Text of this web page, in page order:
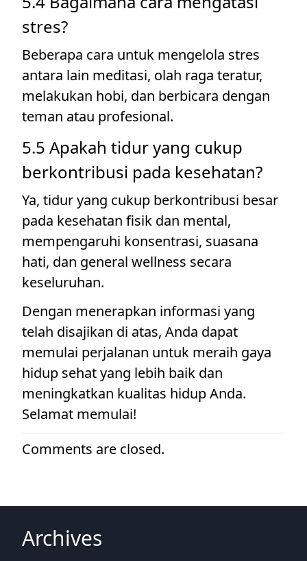
stres?
Beberapa cara untuk mengelola stres
antara lain meditasi, olah raga teratur,
melakukan hobi, dan berbicara dengan
teman atau profesional.
5.5 Apakah tidur yang cukup
berkontribusi pada kesehatan?
Ya, tidur yang cukup berkontribusi besar
pada kesehatan fisik dan mental,
mempengaruhi konsentrasi, suasana
hati, dan general wellness secara
keseluruhan.
Dengan menerapkan informasi yang
telah disajikan di atas, Anda dapat
memulai perjalanan untuk meraih gaya
hidup sehat yang lebih baik dan
meningkatkan kualitas hidup Anda.
Selamat memulai!
Comments are closed.
Archives